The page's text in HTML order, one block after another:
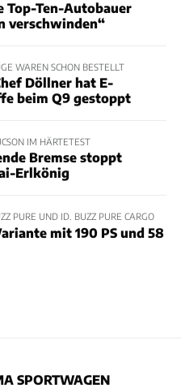
Top-Ten-Autobauer
verschwinden“
WAREN SCHON BESTELLT
Döllner hat E-
beim Q9 gestoppt
IM HÄRTETEST
Bremse stoppt
Erlkönig
PURE UND ID. BUZZ PURE CARGO
mit 190 PS und 58
SPORTWAGEN